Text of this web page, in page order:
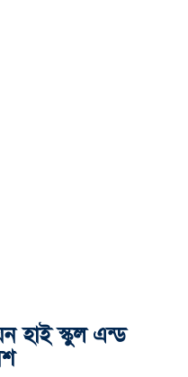
হাই স্কুল এন্ড